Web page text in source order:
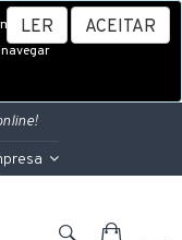
e
LER ACEITAR